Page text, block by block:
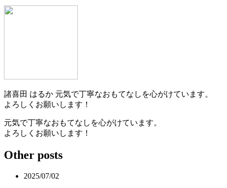
諸喜田 はるか 元気で丁寧なおもてなしを心がけています。
よろしくお願いします！
元気で丁寧なおもてなしを心がけています。
よろしくお願いします！
Other posts
2025/07/02